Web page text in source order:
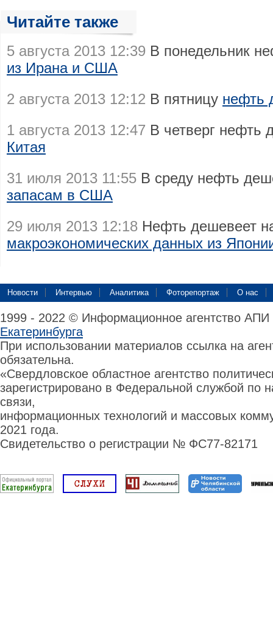
Читайте также
5 августа 2013 12:39 В понедельник
из Ирана и США
2 августа 2013 12:12 В пятницу нефть
1 августа 2013 12:47 В четверг нефть
Китая
31 июля 2013 11:55 В среду нефть
запасам в США
29 июля 2013 12:18 Нефть дешевеет
макроэкономических данных из
Новости Интервью Аналитика Фоторепортаж О нас
1999 - 2022 © Информационное агентство
Екатеринбурга
При использовании материалов ссылка на
обязательна.
«Свердловское областное агентство
зарегистрировано в Федеральной службой по
связи,
информационных технологий и массовых
2021 года.
Свидетельство о регистрации № ФС77-82171